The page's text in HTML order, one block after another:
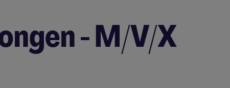
- M/V/X